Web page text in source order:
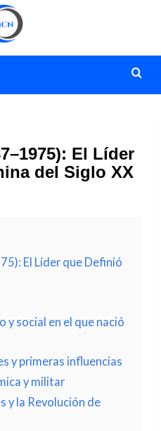
El Líder
del Siglo XX
El Líder que Definió
social en el que nació
y primeras influencias
y militar
y la Revolución de